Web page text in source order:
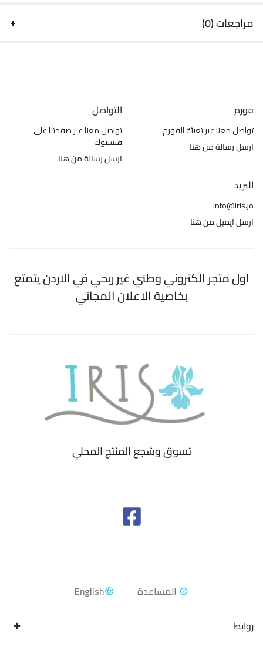
مراجعات (0)
فورم
تواصل معنا عبر تعبئة الفورم
ارسل رسالة من هنا
التواصل
تواصل معنا عبر صفحتنا على
فيسبوك
ارسل رسالة من هنا
البريد
info@iris.jo
ارسل ايميل من هنا
اول متجر الكتروني وطني غير ربحي في الاردن يتمتع
بخاصية الاعلان المجاني
تسوق وشجع المنتج المحلي
English
روابط